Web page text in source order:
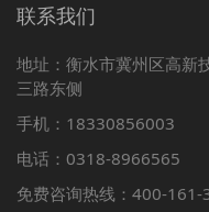
联系我们
地址：衡水市冀州区高新
三路东侧
手机：18330856003
电话：0318-8966565
免费咨询热线：400-161-